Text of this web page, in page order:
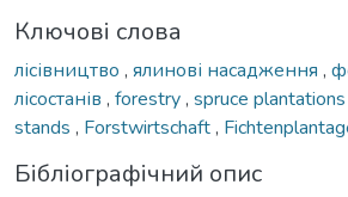
Ключові слова
лісівництво , ялинові насадження ,
лісостанів , forestry, spruce plantations
stands , Forstwirtschaft,
Бібліографічний опис